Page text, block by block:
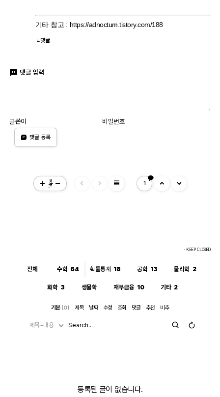
기타 참고 : https://adnoctum.tistory.com/188
댓글
댓글 입력
글쓴이 비밀번호
댓글 등록
14px view_headline 1
- KEEP CLOSED
전체 수학 64 확률통계 18 공학 13 물리학 2
화학 3 생물학 재무금융 10 기타 2
기본 (0) 제목 날짜 수정 조회 댓글 추천 비추
제목+내용
등록된 글이 없습니다.